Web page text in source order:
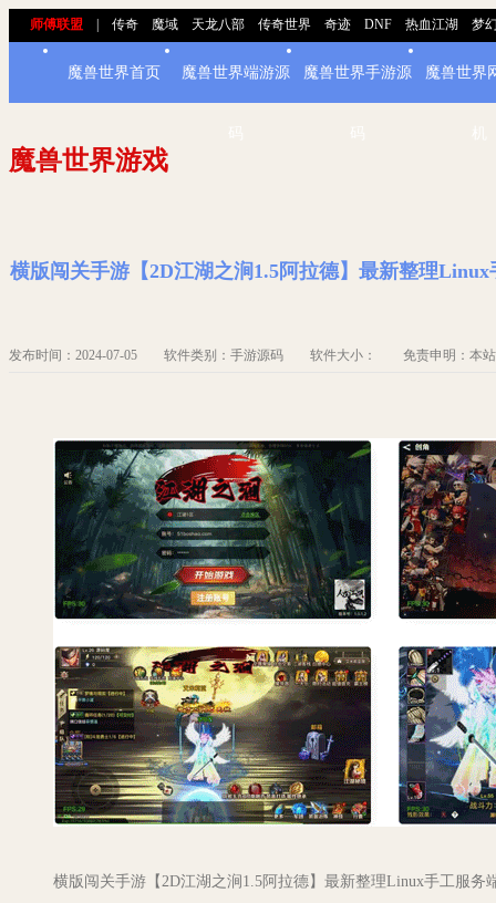
师傅联盟 传奇 魔域 天龙八部 传奇世界 奇迹 DNF 热血江湖 梦
魔兽世界首页 魔兽世界端游源 魔兽世界手游源 魔兽世界
魔兽世界游戏
横版闯关手游【2D江湖之涧1.5阿拉德】最新整理
发布时间：2024-07-05 软件类别：手游源码 软件大小： 免责申明：本站
横版闯关手游【2D江湖之涧1.5阿拉德】最新整理Linux手工服